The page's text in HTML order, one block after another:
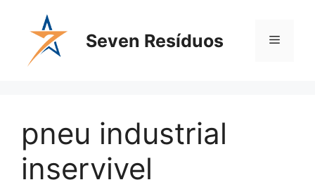
Seven Resíduos
pneu industrial
inservivel